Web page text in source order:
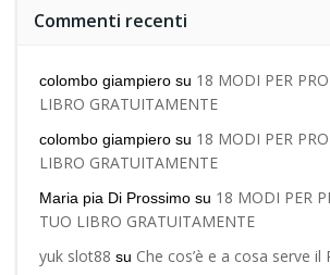
Commenti recenti
colombo giampiero su 18 MODI PER
LIBRO GRATUITAMENTE
colombo giampiero su 18 MODI PER
LIBRO GRATUITAMENTE
Maria pia Di Prossimo su 18 MODI PER
TUO LIBRO GRATUITAMENTE
yuk slot88 su Che cos’è e a cosa serve il